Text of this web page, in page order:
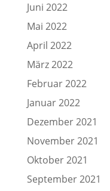
Juni 2022
Mai 2022
April 2022
März 2022
Februar 2022
Januar 2022
Dezember 2021
November 2021
Oktober 2021
September 2021